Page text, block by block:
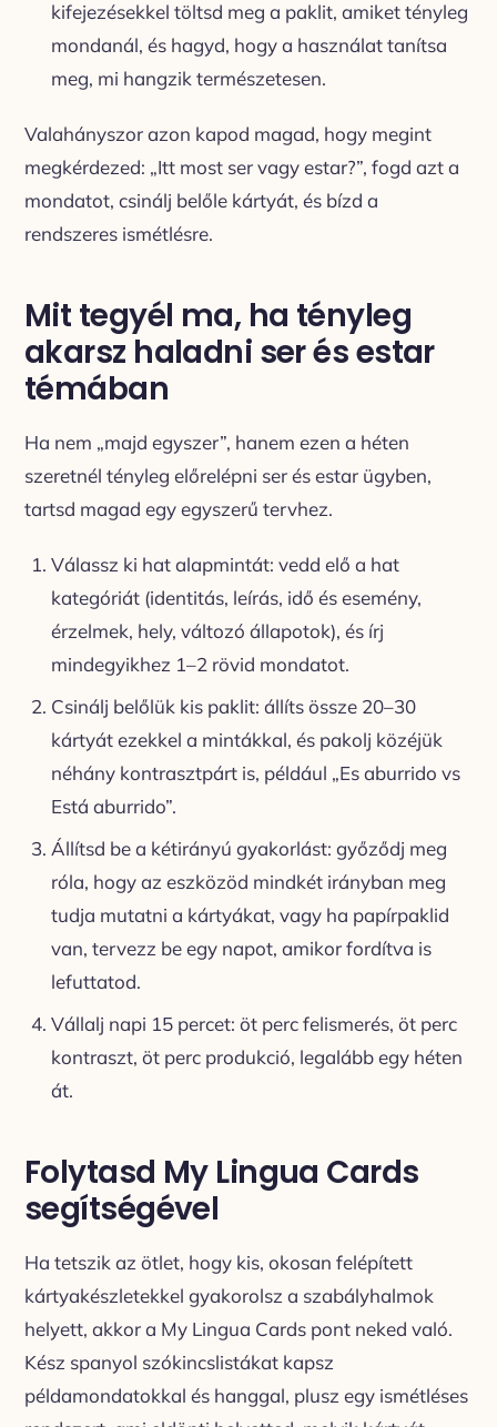
kifejezésekkel töltsd meg a paklit, amiket tényleg
mondanál, és hagyd, hogy a használat tanítsa
meg, mi hangzik természetesen.
Valahányszor azon kapod magad, hogy megint
megkérdezed: „Itt most ser vagy estar?”, fogd azt a
mondatot, csinálj belőle kártyát, és bízd a
rendszeres ismétlésre.
Mit tegyél ma, ha tényleg
akarsz haladni ser és estar
témában
Ha nem „majd egyszer”, hanem ezen a héten
szeretnél tényleg előrelépni ser és estar ügyben,
tartsd magad egy egyszerű tervhez.
Válassz ki hat alapmintát: vedd elő a hat
kategóriát (identitás, leírás, idő és esemény,
érzelmek, hely, változó állapotok), és írj
mindegyikhez 1–2 rövid mondatot.
Csinálj belőlük kis paklit: állíts össze 20–30
kártyát ezekkel a mintákkal, és pakolj közéjük
néhány kontrasztpárt is, például „Es aburrido vs
Está aburrido”.
Állítsd be a kétirányú gyakorlást: győződj meg
róla, hogy az eszközöd mindkét irányban meg
tudja mutatni a kártyákat, vagy ha papírpaklid
van, tervezz be egy napot, amikor fordítva is
lefuttatod.
Vállalj napi 15 percet: öt perc felismerés, öt perc
kontraszt, öt perc produkció, legalább egy héten
át.
Folytasd My Lingua Cards
segítségével
Ha tetszik az ötlet, hogy kis, okosan felépített
kártyakészletekkel gyakorolsz a szabályhalmok
helyett, akkor a My Lingua Cards pont neked való.
Kész spanyol szókincslistákat kapsz
példamondatokkal és hanggal, plusz egy ismétléses